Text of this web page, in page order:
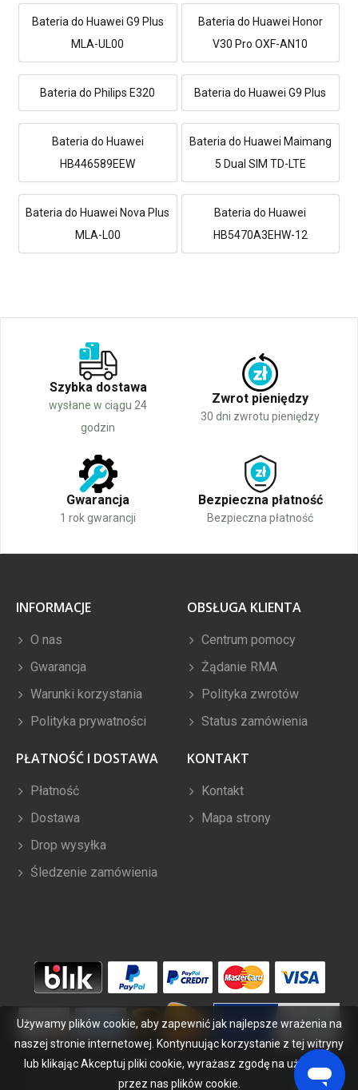
Bateria do Huawei G9 Plus
MLA-UL00
Bateria do Huawei Honor
V30 Pro OXF-AN10
Bateria do Philips E320 Bateria do Huawei G9 Plus
Bateria do Huawei
HB446589EEW
Bateria do Huawei Maimang
5 Dual SIM TD-LTE
Bateria do Huawei Nova Plus
MLA-L00
Bateria do Huawei
HB5470A3EHW-12
Szybka dostawa
wysłane w ciągu 24
godzin
Zwrot pieniędzy
30 dni zwrotu pieniędzy
Gwarancja
1 rok gwarancji
Bezpieczna płatność
Bezpieczna płatność
INFORMACJE
O nas
Gwarancja
Warunki korzystania
Polityka prywatności
OBSŁUGA KLIENTA
Centrum pomocy
Żądanie RMA
Polityka zwrotów
Status zamówienia
PŁATNOŚĆ I DOSTAWA
Płatność
Dostawa
Drop wysyłka
Śledzenie zamówienia
KONTAKT
Kontakt
Mapa strony
Copyright ©2026 bateriabuy.pl. Wszelkie prawa zastrzeżone.
Wyznaczone znaki handlowe i marki są własnością ich właścicieli.
Używamy plików cookie, aby zapewnić jak najlepsze wrażenia na
naszej stronie internetowej. Kontynuując korzystanie z tej witryny
lub klikając Akceptuj pliki cookie, wyrażasz zgodę na używanie
przez nas plików cookie.